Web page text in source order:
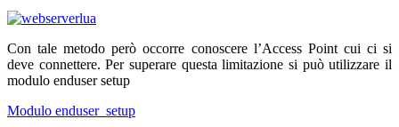
Con tale metodo però occorre conoscere l’Access Point cui ci si
deve connettere. Per superare questa limitazione si può utilizzare il
modulo enduser setup
Modulo enduser_setup